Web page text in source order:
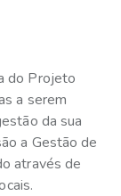
do Projeto
a serem
da sua
a Gestão de
através de